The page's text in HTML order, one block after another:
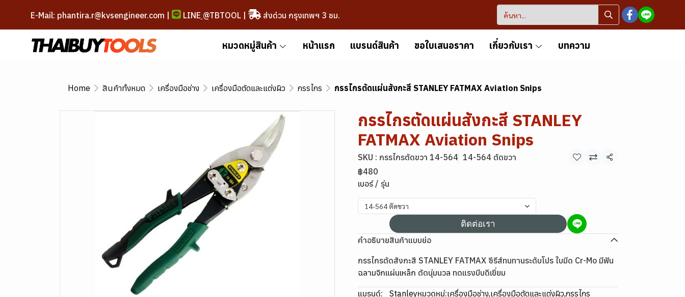
E-Mail: phantira.r@kvsengineer.com | LINE @TBTOOL| ส่งด่วน กรุงเทพฯ 3 ชม.
หมวดหมู่สินค้า หน้าแรก แบรนด์สินค้า ขอใบเสนอราคา เกี่ยวกับเรา บทความ
Home สินค้าทั้งหมด เครื่องมือช่าง เครื่องมือตัดและแต่งผิว กรรไกร กรรไกรตัดแผ่นสังกะสี STANLEY FATMAX Aviation Snips
กรรไกรตัดแผ่นสังกะสี STANLEY
FATMAX Aviation Snips
SKU : กรรไกรตัดขวา 14-564 14-564 ตัดขวา
แชร์
฿480
เบอร์ / รุ่น
14-564 ตัดขวา
ติดต่อเรา
คำอธิบายสินค้าแบบย่อ
กรรไกรตัดสังกะสี STANLEY FATMAX ซีรีส์ทนทานระดับโปร ใบมีด Cr-Mo มีฟัน
ฉลามจิกแผ่นเหล็ก ตัดนุ่มนวล ทดแรงบีบดีเยี่ยม
แบรนด์: Stanleyหมวดหมู่:เครื่องมือช่าง,เครื่องมือตัดและแต่งผิว,กรรไกร